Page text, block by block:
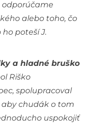
alebo toho, čo
poteší J.
a hladné bruško
Riško
spolupracoval
aby chudák o tom
uspokojiť